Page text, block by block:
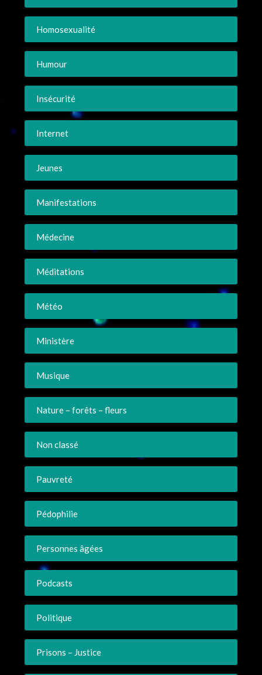
Homosexualité
Humour
Insécurité
Internet
Jeunes
Manifestations
Médecine
Méditations
Météo
Ministère
Musique
Nature – forêts – fleurs
Non classé
Pauvreté
Pédophilie
Personnes âgées
Podcasts
Politique
Prisons – Justice